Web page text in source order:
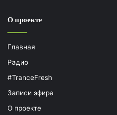
О проекте
Главная
Радио
#TranceFresh
Записи эфира
О проекте